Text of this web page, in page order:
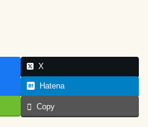
X
Hatena
Copy